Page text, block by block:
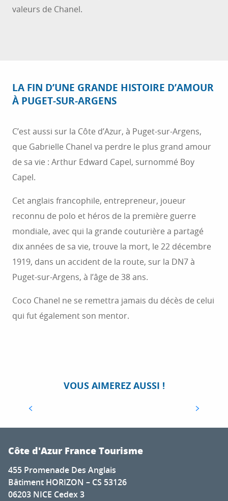
valeurs de Chanel.
LA FIN D’UNE GRANDE HISTOIRE D’AMOUR
À PUGET-SUR-ARGENS
C’est aussi sur la Côte d’Azur, à Puget-sur-Argens,
que Gabrielle Chanel va perdre le plus grand amour
de sa vie : Arthur Edward Capel, surnommé Boy
Capel.
Cet anglais francophile, entrepreneur, joueur
reconnu de polo et héros de la première guerre
mondiale, avec qui la grande couturière a partagé
dix années de sa vie, trouve la mort, le 22 décembre
1919, dans un accident de la route, sur la DN7 à
Puget-sur-Argens, à l’âge de 38 ans.
Coco Chanel ne se remettra jamais du décès de celui
qui fut également son mentor.
VOUS AIMEREZ AUSSI !
TOP 10 DES CHOSES À VOIR ET À FAIRE À
Visiter le Pays de Grasse, c’est redécouvrir nos
plonge dans un univers parfumé...
Côte d'Azur France Tourisme
455 Promenade Des Anglais
Bâtiment HORIZON – CS 53126
06203 NICE Cedex 3